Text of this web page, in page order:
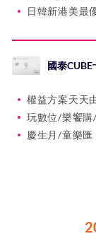
日韓新港美最
國泰CUBE
權益方案天天
玩數位/樂饗購
慶生月/童樂